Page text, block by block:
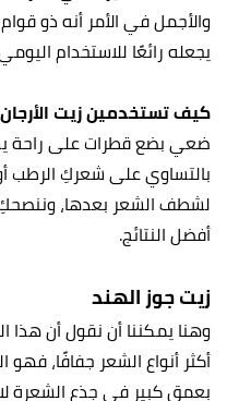
والأجمل في الأمر أنه ذو
يجعله رائعًا للاستخدام
كيف تستخدمين زيت
ضعي بضع قطرات على راحة
بالتساوي على شعركِ الرطب
لشطف الشعر بعدها،
أفضل النتائج.
زيت جوز الهند
وهنا يمكننا أن نقول أن هذا
أكثر أنواع الشعر جفافًا،
بعمق كبير في جذع الشعرة